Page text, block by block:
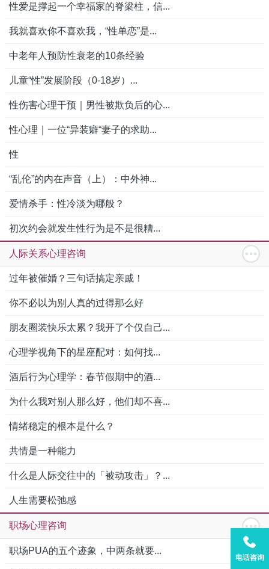
性爱是撑起一个幸福家的脊梁柱，信...
我就喜欢你不喜欢我，“性单恋”是...
中老年人预防性衰老的10条经验
儿童“性”发展阶段（0-18岁）...
性伤害心理干预｜男性被欺负后的心...
性心理｜一位“异装癖“妻子的求助...
性
“乱伦”的内在声音（上）：中外神...
爱情杀手：性冷淡为哪般？
初次约会就发生性行为是不是很糟...
人际关系心理咨询
过年被催婚？三句话搞定亲戚！
你不必以为别人真的过得那么好
朋友圈装快乐太累？我开了个仅自己...
心理学视角下的星座配对：如何找...
酒后行为心理学：春节假期中的酒...
为什么我对别人那么好，他们却不喜...
情绪稳定的根本是什么？
共情是一种能力
什么是人际交往中的「被动攻击」？...
人生需要松弛感
职场心理咨询
职场PUA的五个迹象，中两条就要...
电话咨询